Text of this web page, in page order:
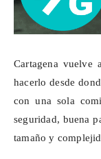
Cartagena vuelve
hacerlo desde
con una sola
seguridad, buena
tamaño y